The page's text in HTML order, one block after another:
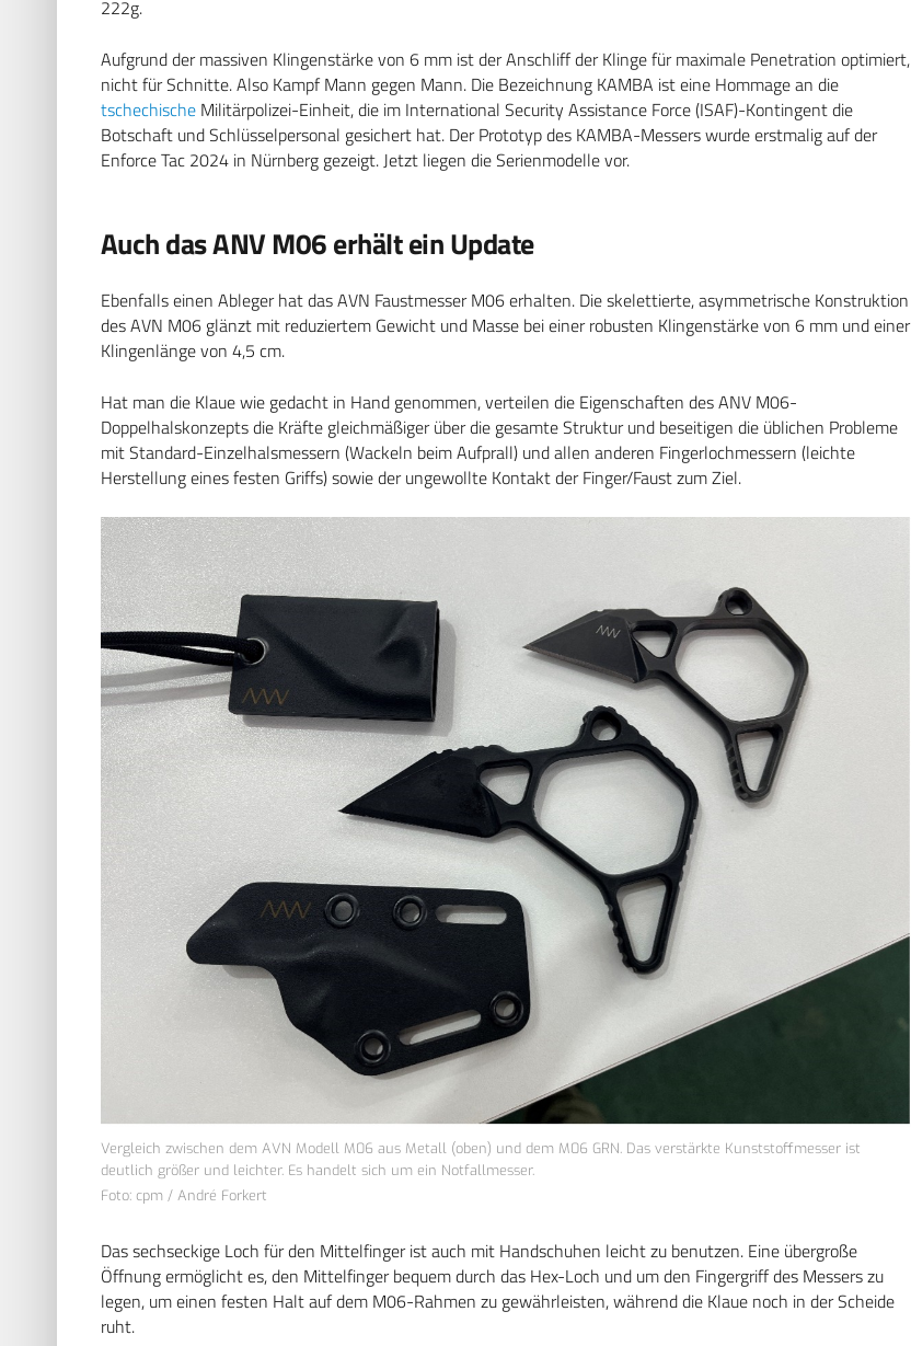
222g.
Aufgrund der massiven Klingenstärke von 6 mm ist der Anschliff der Klinge für maximale Penetration optimiert,
nicht für Schnitte. Also Kampf Mann gegen Mann. Die Bezeichnung KAMBA ist eine Hommage an die
tschechische Militärpolizei-Einheit, die im International Security Assistance Force (ISAF)-Kontingent die
Botschaft und Schlüsselpersonal gesichert hat. Der Prototyp des KAMBA-Messers wurde erstmalig auf der
Enforce Tac 2024 in Nürnberg gezeigt. Jetzt liegen die Serienmodelle vor.
Auch das ANV M06 erhält ein Update
Ebenfalls einen Ableger hat das AVN Faustmesser M06 erhalten. Die skelettierte, asymmetrische Konstruktion
des AVN M06 glänzt mit reduziertem Gewicht und Masse bei einer robusten Klingenstärke von 6 mm und einer
Klingenlänge von 4,5 cm.
Hat man die Klaue wie gedacht in Hand genommen, verteilen die Eigenschaften des ANV M06-
Doppelhalskonzepts die Kräfte gleichmäßiger über die gesamte Struktur und beseitigen die üblichen Probleme
mit Standard-Einzelhalsmessern (Wackeln beim Aufprall) und allen anderen Fingerlochmessern (leichte
Herstellung eines festen Griffs) sowie der ungewollte Kontakt der Finger/Faust zum Ziel.
Vergleich zwischen dem AVN Modell M06 aus Metall (oben) und dem M06 GRN. Das verstärkte Kunststoffmesser ist
deutlich größer und leichter. Es handelt sich um ein Notfallmesser.
Foto: cpm / André Forkert
Das sechseckige Loch für den Mittelfinger ist auch mit Handschuhen leicht zu benutzen. Eine übergroße
Öffnung ermöglicht es, den Mittelfinger bequem durch das Hex-Loch und um den Fingergriff des Messers zu
legen, um einen festen Halt auf dem M06-Rahmen zu gewährleisten, während die Klaue noch in der Scheide
ruht.